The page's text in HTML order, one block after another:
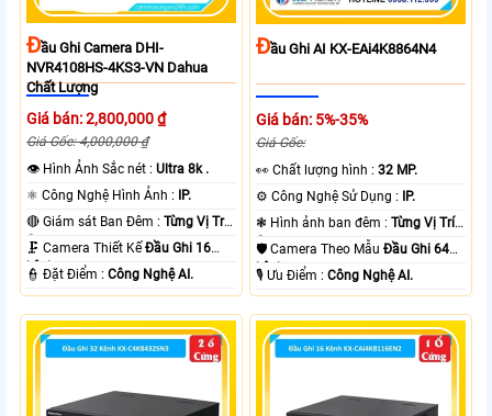
ĐẦu Ghi Camera DHI-
NVR4108HS-4KS3-VN Dahua
Chất Lượng
Giá bán: 2,800,000 ₫
Giá Gốc: 4,000,000 ₫
👁 Hình Ảnh Sắc nét :Ultra 8k .
⚛️ Công Nghệ Hình Ảnh :
IP.
🔴 Giám sát Ban Đêm :Từng Vị Trí
Camera .
🗜️ Camera Thiết KếĐầu Ghi 16
kênh.
️👮 Đặt Điểm :Công Nghệ AI.
ĐẦu Ghi AI KX-EAi4K8864N4
Giá bán: 5%-35%
Giá Gốc:
️👀 Chất lượng hình :32 MP.
⚙ Công Nghệ Sử Dụng :
IP.
❃ Hình ảnh ban đêm :Từng Vị Trí
Camera .
🛡 Camera Theo MẫuĐầu Ghi 64
kênh.
️🎙 Ưu Điểm :Công Nghệ AI.